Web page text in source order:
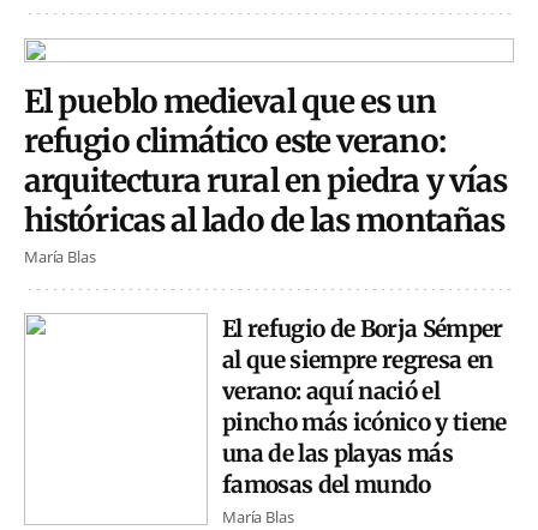
El pueblo medieval que es un
refugio climático este verano:
arquitectura rural en piedra y vías
históricas al lado de las montañas
María Blas
El refugio de Borja Sémper
al que siempre regresa en
verano: aquí nació el
pincho más icónico y tiene
una de las playas más
famosas del mundo
María Blas